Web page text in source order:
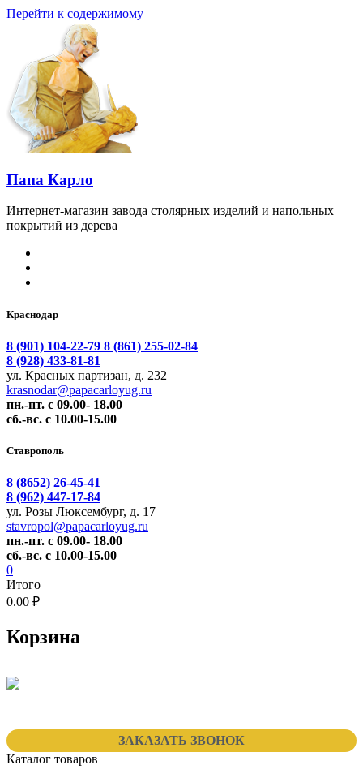
Перейти к содержимому
Папа Карло
Интернет-магазин завода столярных изделий и напольных
покрытий из дерева
Краснодар
8 (901) 104-22-79 8 (861) 255-02-84
8 (928) 433-81-81
ул. Красных партизан, д. 232
krasnodar@papacarloyug.ru
пн.-пт. с 09.00- 18.00
сб.-вс. с 10.00-15.00
Ставрополь
8 (8652) 26-45-41
8 (962) 447-17-84
ул. Розы Люксембург, д. 17
stavropol@papacarloyug.ru
пн.-пт. с 09.00- 18.00
сб.-вс. с 10.00-15.00
0
Итого
0.00 ₽
Корзина
ЗАКАЗАТЬ ЗВОНОК
Каталог товаров